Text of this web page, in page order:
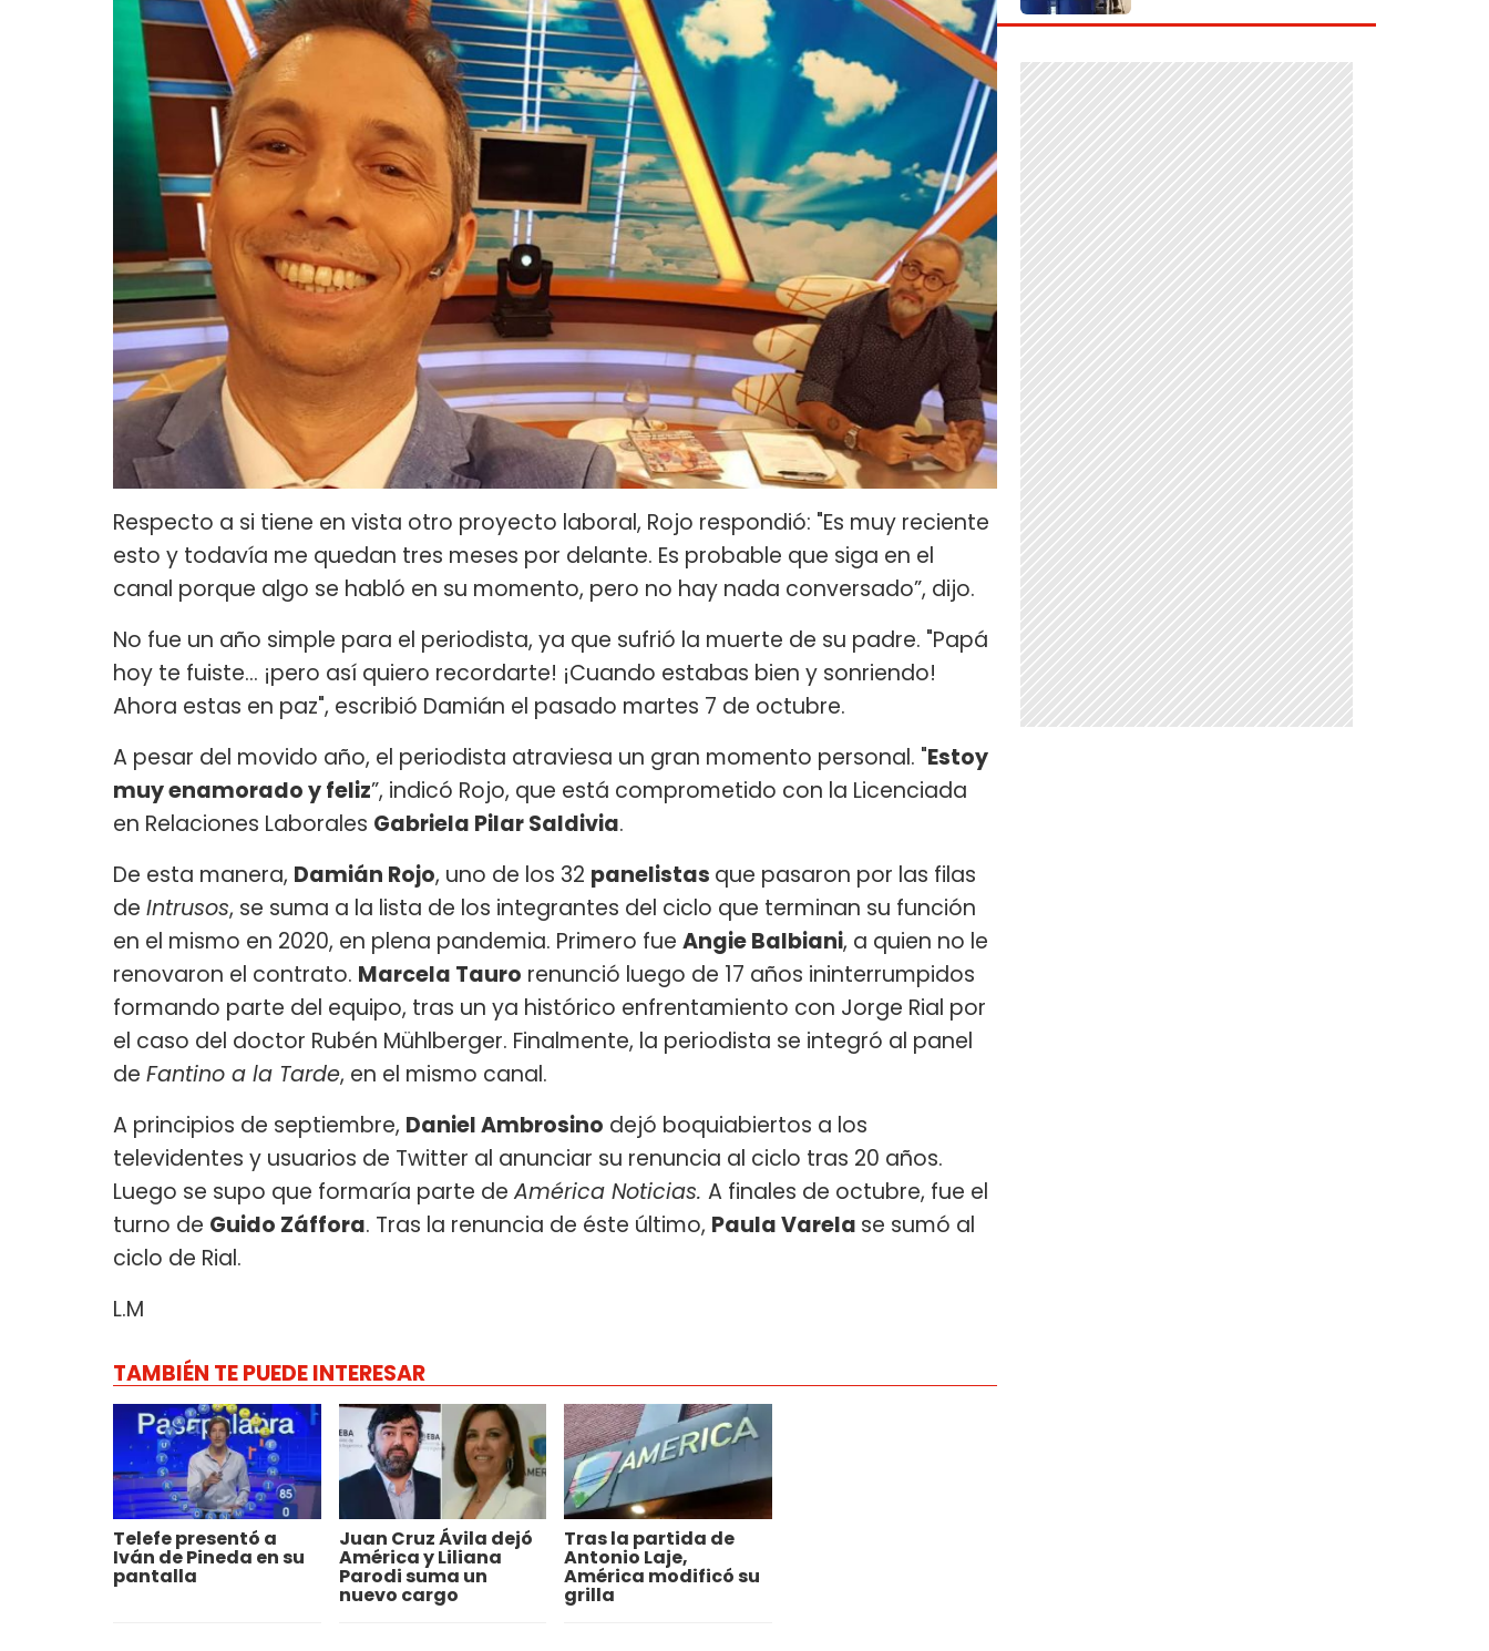
Respecto a si tiene en vista otro proyecto laboral, Rojo respondió: "Es muy reciente
esto y todavía me quedan tres meses por delante. Es probable que siga en el
canal porque algo se habló en su momento, pero no hay nada conversado”, dijo.
No fue un año simple para el periodista, ya que sufrió la muerte de su padre. "Papá
hoy te fuiste... ¡pero así quiero recordarte! ¡Cuando estabas bien y sonriendo!
Ahora estas en paz", escribió Damián el pasado martes 7 de octubre.
A pesar del movido año, el periodista atraviesa un gran momento personal. "Estoy
muy enamorado y feliz”, indicó Rojo, que está comprometido con la Licenciada
en Relaciones Laborales Gabriela Pilar Saldivia.
De esta manera, Damián Rojo, uno de los 32 panelistas que pasaron por las filas
de Intrusos, se suma a la lista de los integrantes del ciclo que terminan su función
en el mismo en 2020, en plena pandemia. Primero fue Angie Balbiani, a quien no le
renovaron el contrato. Marcela Tauro renunció luego de 17 años ininterrumpidos
formando parte del equipo, tras un ya histórico enfrentamiento con Jorge Rial por
el caso del doctor Rubén Mühlberger. Finalmente, la periodista se integró al panel
de Fantino a la Tarde, en el mismo canal.
A principios de septiembre, Daniel Ambrosino dejó boquiabiertos a los
televidentes y usuarios de Twitter al anunciar su renuncia al ciclo tras 20 años.
Luego se supo que formaría parte deAmérica Noticias. A finales de octubre, fue el
turno de Guido Záffora. Tras la renuncia de éste último, Paula Varela se sumó al
ciclo de Rial.
L.M
TAMBIÉN TE PUEDE INTERESAR
Telefe presentó a
Iván de Pineda en su
pantalla
Juan Cruz Ávila dejó
América y Liliana
Parodi suma un
nuevo cargo
Tras la partida de
Antonio Laje,
América modificó su
grilla